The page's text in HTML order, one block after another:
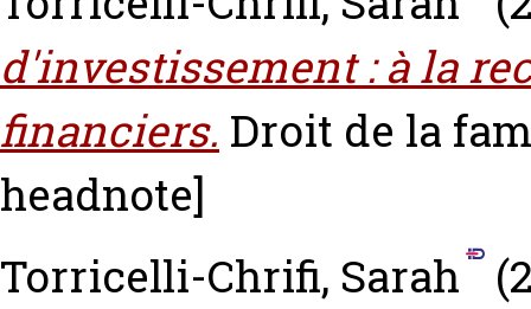
d'investissement : à la
financiers. Droit de la
headnote]
Torricelli-Chrifi, Sarah